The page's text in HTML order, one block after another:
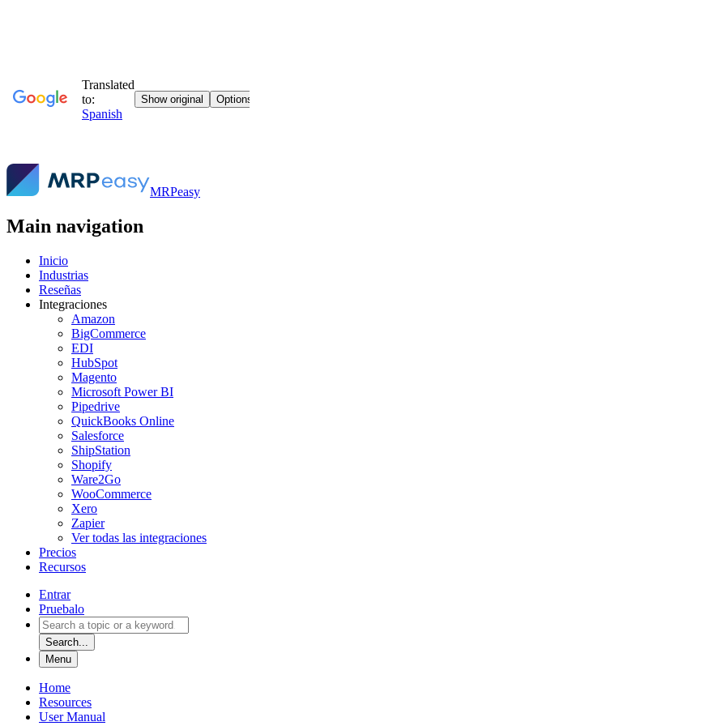
MRPeasy
Main navigation
Inicio
Industrias
Reseñas
Integraciones
Amazon
BigCommerce
EDI
HubSpot
Magento
Microsoft Power BI
Pipedrive
QuickBooks Online
Salesforce
ShipStation
Shopify
Ware2Go
WooCommerce
Xero
Zapier
Ver todas las integraciones
Precios
Recursos
Entrar
Pruebalo
Search...
Menu
Home
Resources
User Manual